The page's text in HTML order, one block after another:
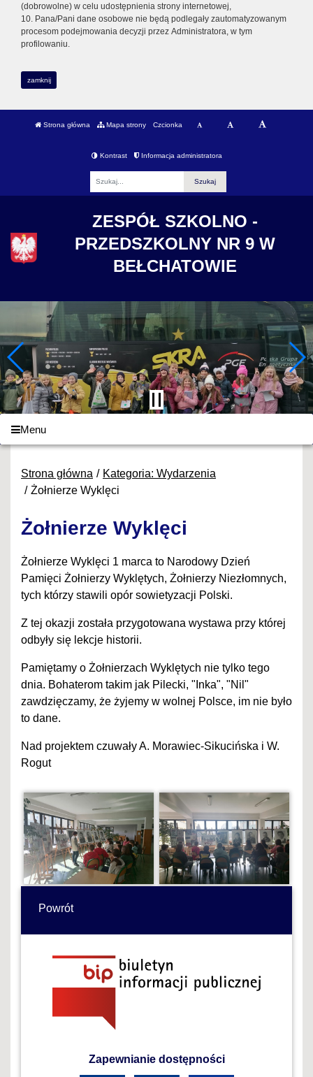
(dobrowolne) w celu udostępnienia strony internetowej,
10. Pana/Pani dane osobowe nie będą podlegały zautomatyzowanym
procesom podejmowania decyzji przez Administratora, w tym
profilowaniu.
zamknij
Strona główna Mapa strony Czcionka
Kontrast Informacja administratora
ZESPÓŁ SZKOLNO -
PRZEDSZKOLNY NR 9 W
BEŁCHATOWIE
Menu
Strona główna
Kategoria: Wydarzenia
Żołnierze Wyklęci
Żołnierze Wyklęci
Żołnierze Wyklęci 1 marca to Narodowy Dzień
Pamięci Żołnierzy Wyklętych, Żołnierzy Niezłomnych,
tych którzy stawili opór sowietyzacji Polski.
Z tej okazji została przygotowana wystawa przy której
odbyły się lekcje historii.
Pamiętamy o Żołnierzach Wyklętych nie tylko tego
dnia. Bohaterom takim jak Pilecki, "Inka", "Nil"
zawdzięczamy, że żyjemy w wolnej Polsce, im nie było
to dane.
Nad projektem czuwały A. Morawiec-Sikucińska i W.
Rogut
Powrót
Zapewnianie dostępności